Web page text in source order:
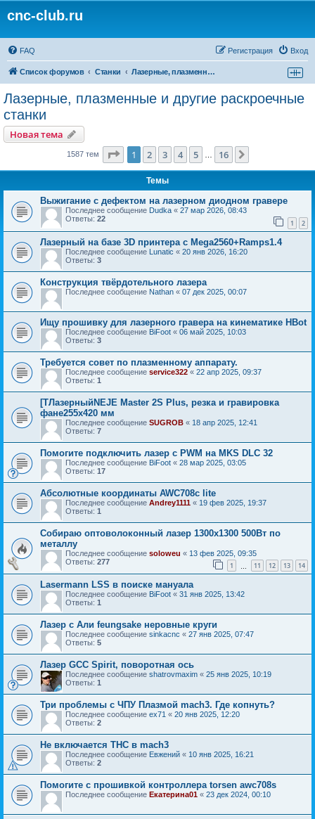
cnc-club.ru
FAQ Вход
Регистрация
Список форумов Станки Лазерные, плазменные и другие раскроечные станки
Лазерные, плазменные и другие раскроечные
станки
Новая тема
1587 тем Страница из 16
1 2 3 4 5 16
Темы
Выжигание с дефектом на лазерном диодном гравере
Последнее сообщение Dudka « 27 мар 2026, 08:43
Ответы: 22 1 2
Лазерный на базе 3D принтера с Mega2560+Ramps1.4
Последнее сообщение Lunatic « 20 янв 2026, 16:20
Ответы: 3
Конструкция твёрдотельного лазера
Последнее сообщение Nathan « 07 дек 2025, 00:07
Ищу прошивку для лазерного гравера на кинематике HBot
Последнее сообщение BiFoot « 06 май 2025, 10:03
Ответы: 3
Требуется совет по плазменному аппарату.
Последнее сообщение service322 « 22 апр 2025, 09:37
Ответы: 1
[ТЛазерныйNEJE Master 2S Plus, резка и гравировка
фане255x420 мм
Последнее сообщение SUGROB « 18 апр 2025, 12:41
Ответы: 7
Помогите подключить лазер с PWM на MKS DLC 32
Последнее сообщение BiFoot « 28 мар 2025, 03:05
Ответы: 17
Абсолютные координаты AWC708c lite
Последнее сообщение Andrey1111 « 19 фев 2025, 19:37
Ответы: 1
Собираю оптоволоконный лазер 1300х1300 500Вт по
металлу
Последнее сообщение soloweu « 13 фев 2025, 09:35
Ответы: 277 1 11 12 13 14
Lasermann LSS в поиске мануала
Последнее сообщение BiFoot « 31 янв 2025, 13:42
Ответы: 1
Лазер с Али feungsake неровные круги
Последнее сообщение sinkacnc « 27 янв 2025, 07:47
Ответы: 5
Лазер GCC Spirit, поворотная ось
Последнее сообщение shatrovmaxim « 25 янв 2025, 10:19
Ответы: 1
Три проблемы с ЧПУ Плазмой mach3. Где копнуть?
Последнее сообщение ex71 « 20 янв 2025, 12:20
Ответы: 2
Не включается THC в mach3
Последнее сообщение Евжений « 10 янв 2025, 16:21
Ответы: 2
Помогите с прошивкой контроллера torsen awc708s
Последнее сообщение Екатерина01 « 23 дек 2024, 00:10